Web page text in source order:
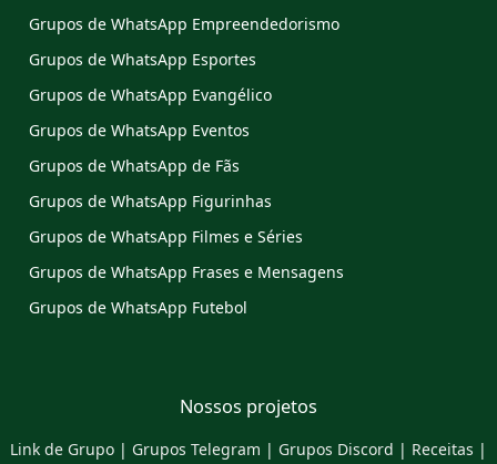
Grupos de WhatsApp Empreendedorismo
Grupos de WhatsApp Esportes
Grupos de WhatsApp Evangélico
Grupos de WhatsApp Eventos
Grupos de WhatsApp de Fãs
Grupos de WhatsApp Figurinhas
Grupos de WhatsApp Filmes e Séries
Grupos de WhatsApp Frases e Mensagens
Grupos de WhatsApp Futebol
Nossos projetos
Link de Grupo | Grupos Telegram | Grupos Discord | Receitas |